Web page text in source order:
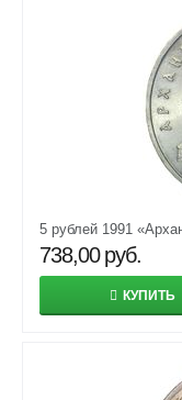
5 рублей 1991
738,00 руб.
КУПИТЬ